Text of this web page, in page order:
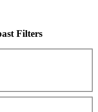
Filters